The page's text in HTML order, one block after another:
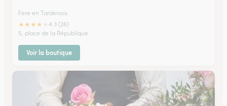
Fere en Tardenois
★★★★
4.3 (26)
5, place de la République
Voir la boutique